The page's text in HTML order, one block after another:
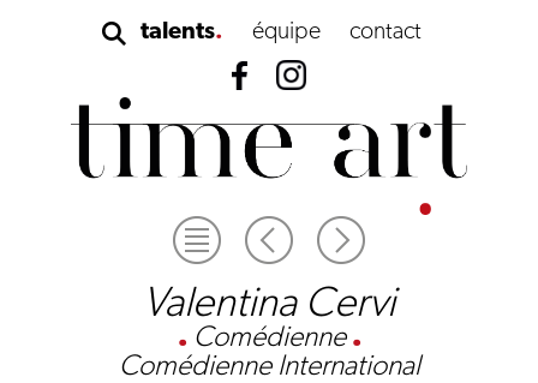
talents équipe contact
Valentina Cervi
. Comédienne .
Comédienne International